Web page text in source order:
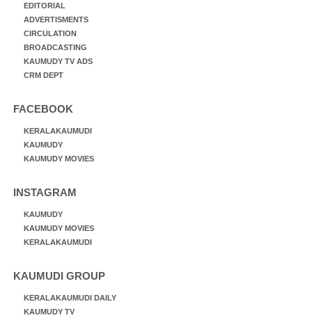
EDITORIAL
ADVERTISMENTS
CIRCULATION
BROADCASTING
KAUMUDY TV ADS
CRM DEPT
FACEBOOK
KERALAKAUMUDI
KAUMUDY
KAUMUDY MOVIES
INSTAGRAM
KAUMUDY
KAUMUDY MOVIES
KERALAKAUMUDI
KAUMUDI GROUP
KERALAKAUMUDI DAILY
KAUMUDY TV